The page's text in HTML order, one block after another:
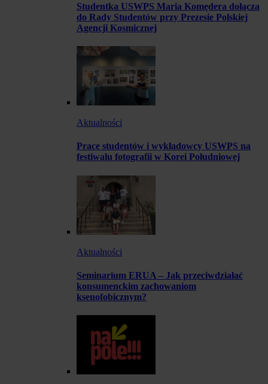
Studentka USWPS Maria Komędera dołącza
do Rady Studentów przy Prezesie Polskiej
Agencji Kosmicznej
Aktualności
Prace studentów i wykładowcy USWPS na
festiwalu fotografii w Korei Południowej
Aktualności
Seminarium ERUA – Jak przeciwdziałać
konsumenckim zachowaniom
ksenofobicznym?